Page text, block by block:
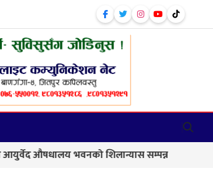
भवनको शिलान्यास सम्पन्न कालिकामा